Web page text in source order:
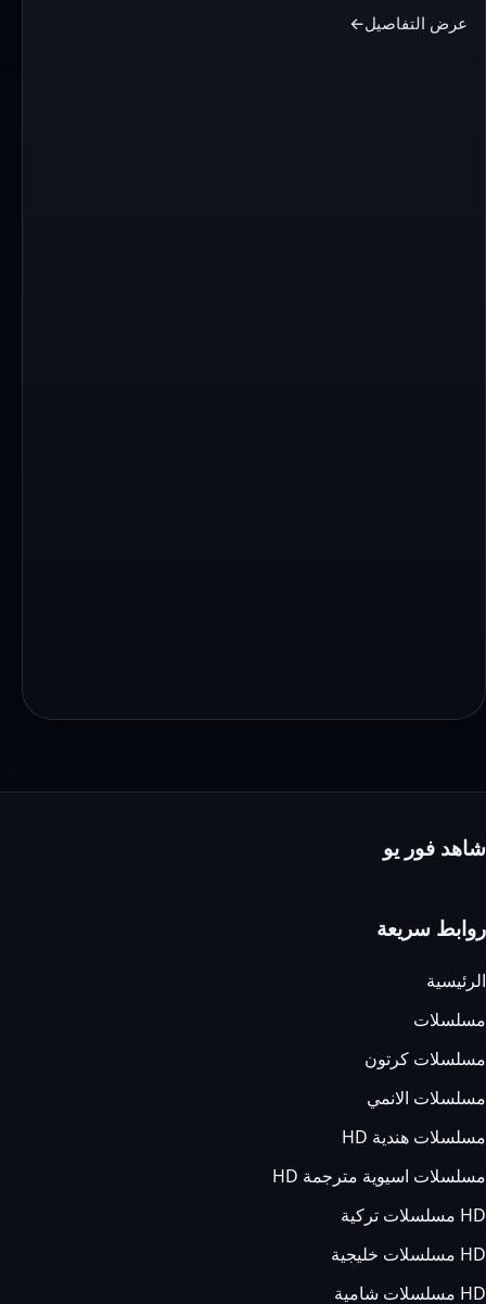
الحلقة
عرض التفاصيل
شاهد فور يو
روابط سريعة
الرئيسية
مسلسلات
مسلسلات كرتون
مسلسلات الانمي
مسلسلات هندية HD
مسلسلات اسيوية مترجمة HD
HD مسلسلات تركية
HD مسلسلات خليجية
HD مسلسلات شامية